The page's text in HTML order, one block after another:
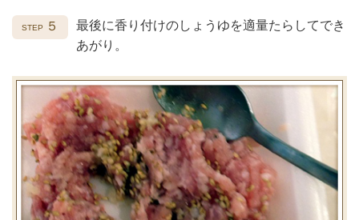
５
最後に香り付けのしょうゆを適量たらしてでき
あがり。